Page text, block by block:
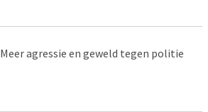
Meer agressie en geweld tegen politie